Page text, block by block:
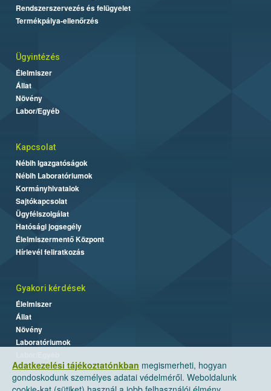
Adatkezelési tájékoztatónkban megismerheti, hogyan
gondoskodunk személyes adatai védelméről. Weboldalunk
Rendszerszervezés és felügyelet
Termékpálya-ellenőrzés
Ügyintézés
Élelmiszer
Állat
Növény
Labor/Egyéb
Kapcsolat
Nébih Igazgatóságok
Nébih Laboratóriumok
Kormányhivatalok
Sajtókapcsolat
Ügyfélszolgálat
Hatósági jogsegély
Élelmiszermentő Központ
Hírlevél feliratkozás
Gyakori kérdések
Élelmiszer
Állat
Növény
Laboratóriumok